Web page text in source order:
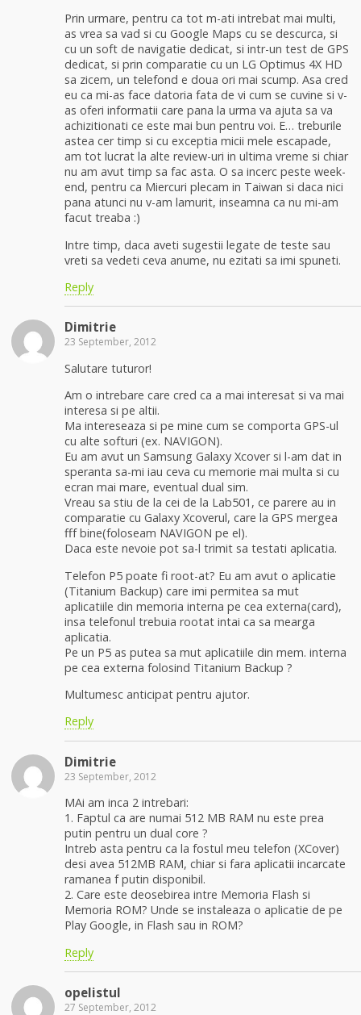
Prin urmare, pentru ca tot m-ati intrebat mai multi,
as vrea sa vad si cu Google Maps cu se descurca, si
cu un soft de navigatie dedicat, si intr-un test de GPS
dedicat, si prin comparatie cu un LG Optimus 4X HD
sa zicem, un telefond e doua ori mai scump. Asa cred
eu ca mi-as face datoria fata de vi cum se cuvine si v-
as oferi informatii care pana la urma va ajuta sa va
achizitionati ce este mai bun pentru voi. E… treburile
astea cer timp si cu exceptia micii mele escapade,
am tot lucrat la alte review-uri in ultima vreme si chiar
nu am avut timp sa fac asta. O sa incerc peste week-
end, pentru ca Miercuri plecam in Taiwan si daca nici
pana atunci nu v-am lamurit, inseamna ca nu mi-am
facut treaba :)
Intre timp, daca aveti sugestii legate de teste sau
vreti sa vedeti ceva anume, nu ezitati sa imi spuneti.
Reply
Dimitrie
23 September, 2012
Salutare tuturor!
Am o intrebare care cred ca a mai interesat si va mai
interesa si pe altii.
Ma intereseaza si pe mine cum se comporta GPS-ul
cu alte softuri (ex. NAVIGON).
Eu am avut un Samsung Galaxy Xcover si l-am dat in
speranta sa-mi iau ceva cu memorie mai multa si cu
ecran mai mare, eventual dual sim.
Vreau sa stiu de la cei de la Lab501, ce parere au in
comparatie cu Galaxy Xcoverul, care la GPS mergea
fff bine(foloseam NAVIGON pe el).
Daca este nevoie pot sa-l trimit sa testati aplicatia.
Telefon P5 poate fi root-at? Eu am avut o aplicatie
(Titanium Backup) care imi permitea sa mut
aplicatiile din memoria interna pe cea externa(card),
insa telefonul trebuia rootat intai ca sa mearga
aplicatia.
Pe un P5 as putea sa mut aplicatiile din mem. interna
pe cea externa folosind Titanium Backup ?
Multumesc anticipat pentru ajutor.
Reply
Dimitrie
23 September, 2012
MAi am inca 2 intrebari:
1. Faptul ca are numai 512 MB RAM nu este prea
putin pentru un dual core ?
Intreb asta pentru ca la fostul meu telefon (XCover)
desi avea 512MB RAM, chiar si fara aplicatii incarcate
ramanea f putin disponibil.
2. Care este deosebirea intre Memoria Flash si
Memoria ROM? Unde se instaleaza o aplicatie de pe
Play Google, in Flash sau in ROM?
Reply
opelistul
27 September, 2012